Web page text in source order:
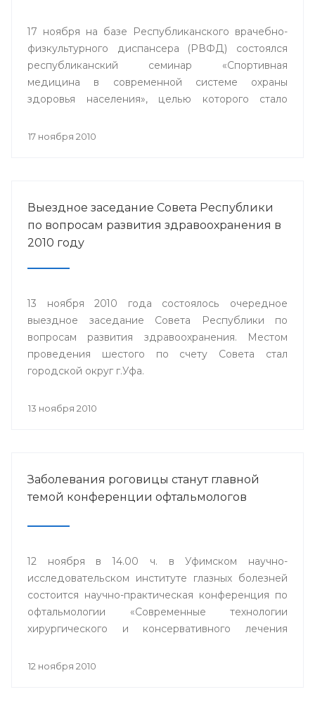
17 ноября на базе Республиканского врачебно-
физкультурного диспансера (РВФД) состоялся
республиканский семинар «Спортивная
медицина в современной системе охраны
здоровья населения», целью которого стало
службы.
17 ноября 2010
Выездное заседание Совета Республики
по вопросам развития здравоохранения в
2010 году
13 ноября 2010 года состоялось очередное
выездное заседание Совета Республики по
вопросам развития здравоохранения. Местом
проведения шестого по счету Совета стал
городской округ г.Уфа.
13 ноября 2010
Заболевания роговицы станут главной
темой конференции офтальмологов
12 ноября в 14.00 ч. в Уфимском научно-
исследовательском институте глазных болезней
состоится научно-практическая конференция по
офтальмологии «Современные технологии
хирургического и консервативного лечения
участием.
12 ноября 2010